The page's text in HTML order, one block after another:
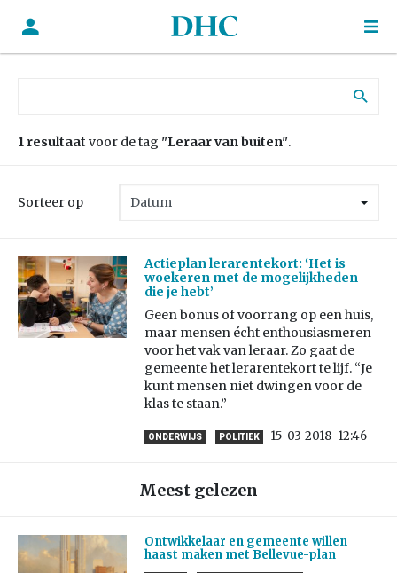
1 resultaat voor de tag "Leraar van buiten".
Sorteer op
Actieplan lerarentekort: ‘Het is
woekeren met de mogelijkheden
die je hebt’
Geen bonus of voorrang op een huis,
maar mensen écht enthousiasmeren
voor het vak van leraar. Zo gaat de
gemeente het lerarentekort te lijf. “Je
kunt mensen niet dwingen voor de
klas te staan.”
ONDERWIJS POLITIEK 15-03-2018 12:46
Meest gelezen
Ontwikkelaar en gemeente willen
haast maken met Bellevue-plan